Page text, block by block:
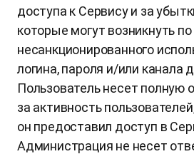
доступа к Сервису и за
которые могут возникнуть
несанкционированного
логина, пароля и/или канала
Пользователь несет полную
за активность
он предоставил доступ в
Администрация не несет